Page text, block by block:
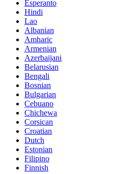
Esperanto
Hindi
Lao
Albanian
Amharic
Armenian
Azerbaijani
Belarusian
Bengali
Bosnian
Bulgarian
Cebuano
Chichewa
Corsican
Croatian
Dutch
Estonian
Filipino
Finnish